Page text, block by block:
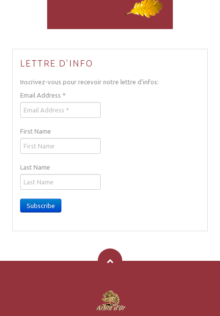
LETTRE D'INFO
Inscrivez-vous pour recevoir notre lettre d'infos:
Email Address *
First Name
Last Name
Subscribe